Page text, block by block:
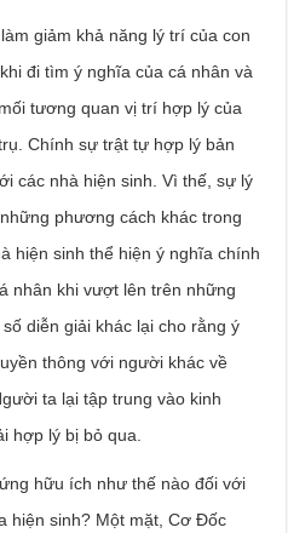
giảm khả năng lý trí của con
đi tìm ý nghĩa của cá nhân và
tương quan vị trí hợp lý của
Chính sự trật tự hợp lý bản
các nhà hiện sinh. Vì thế, sự lý
phương cách khác trong
hiện sinh thể hiện ý nghĩa chính
nhân khi vượt lên trên những
diễn giải khác lại cho rằng ý
thông với người khác về
ta lại tập trung vào kinh
hợp lý bị bỏ qua.
hữu ích như thế nào đối với
hiện sinh? Một mặt, Cơ Đốc